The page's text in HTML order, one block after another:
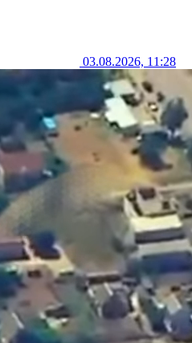
03.08.2026, 11:28